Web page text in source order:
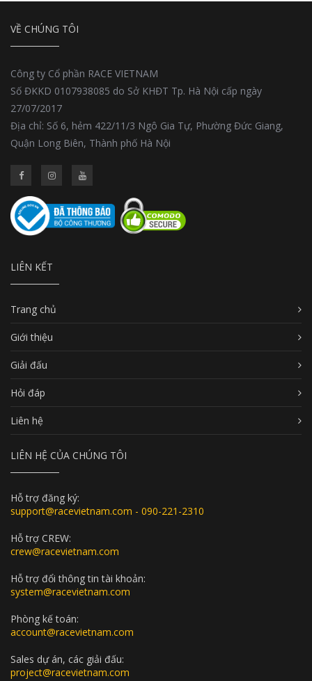
VỀ CHÚNG TÔI
Công ty Cổ phần RACE VIETNAM
Số ĐKKD 0107938085 do Sở KHĐT Tp. Hà Nội cấp ngày
27/07/2017
Địa chỉ: Số 6, hẻm 422/11/3 Ngô Gia Tự, Phường Đức Giang,
Quận Long Biên, Thành phố Hà Nội
LIÊN KẾT
Trang chủ
Giới thiệu
Giải đấu
Hỏi đáp
Liên hệ
LIÊN HỆ CỦA CHÚNG TÔI
Hỗ trợ đăng ký:
support@racevietnam.com - 090-221-2310
Hỗ trợ CREW:
crew@racevietnam.com
Hỗ trợ đổi thông tin tài khoản:
system@racevietnam.com
Phòng kế toán:
account@racevietnam.com
Sales dự án, các giải đấu:
project@racevietnam.com